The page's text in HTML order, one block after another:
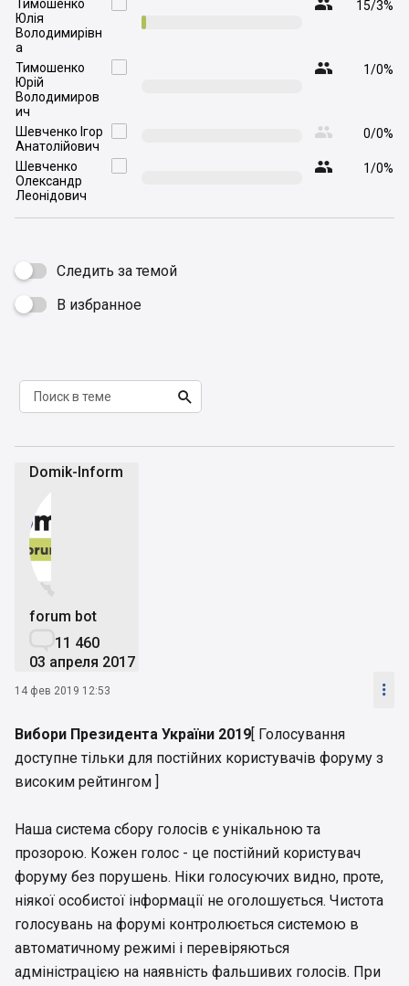
Тимошенко
Юлія
Володимирівн
а
 15/3%

Тимошенко
Юрій
Володимиров
ич
 1/0%

Шевченко Ігор
Анатолійович
 0/0%

Шевченко
Олександр
Леонідович
 1/0%
Следить за темой
 В избранное

Domik-Inform


forum bot
11 460
03 апреля 2017
14 фев 2019 12:53 
Вибори Президента України 2019[ Голосування
доступне тільки для постійних користувачів форуму з
високим рейтингом ]
Наша система сбору голосів є унікальною та
прозорою. Кожен голос - це постійний користувач
форуму без порушень. Ніки голосуючих видно, проте,
ніякої особистої інформації не оголошується. Чистота
голосувань на форумі контролюється системою в
автоматичному режимі і перевіряються
адміністрацією на наявність фальшивих голосів. При